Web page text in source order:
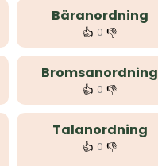
Bäranordning
👍 0 👎
Bromsanordning
👍 0 👎
Talanordning
👍 0 👎